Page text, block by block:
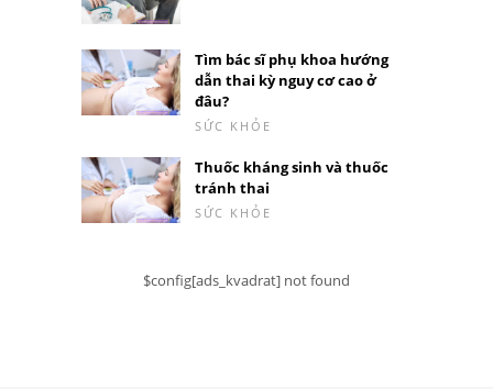
Tìm bác sĩ phụ khoa hướng
dẫn thai kỳ nguy cơ cao ở
đâu?
SỨC KHỎE
Thuốc kháng sinh và thuốc
tránh thai
SỨC KHỎE
$config[ads_kvadrat] not found